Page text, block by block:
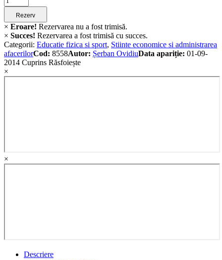
quantity
Rezerv
× Eroare! Rezervarea nu a fost trimisă.
× Succes! Rezervarea a fost trimisă cu succes.
Categorii: Educatie fizica si sport, Stiinte economice si administrarea
afacerilorCod: 8558Autor: Șerban OvidiuData apariție: 01-09-
2014 Cuprins Răsfoiește
×
×
Descriere